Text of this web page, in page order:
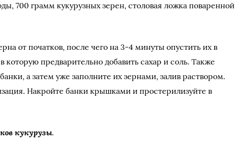
700 грамм кукурузных зерен, столовая ложка поваренной
от початков, после чего на 3-4 минуты опустить их в
которую предварительно добавить сахар и соль. Также
а затем уже заполните их зернами, залив раствором.
Накройте банки крышками и простерилизуйте в
кукурузы.